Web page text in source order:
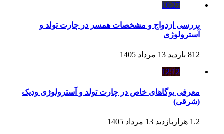
10:27
بررسی ازدواج و مشخصات همسر در چارت تولد و
آسترولوژی
812 بازدید
13 مرداد 1405
12:12
معرفی یوگاهای خاص در چارت تولد و آسترولوژی ودیک
(شرقی)
1.2 هزاربازدید
13 مرداد 1405